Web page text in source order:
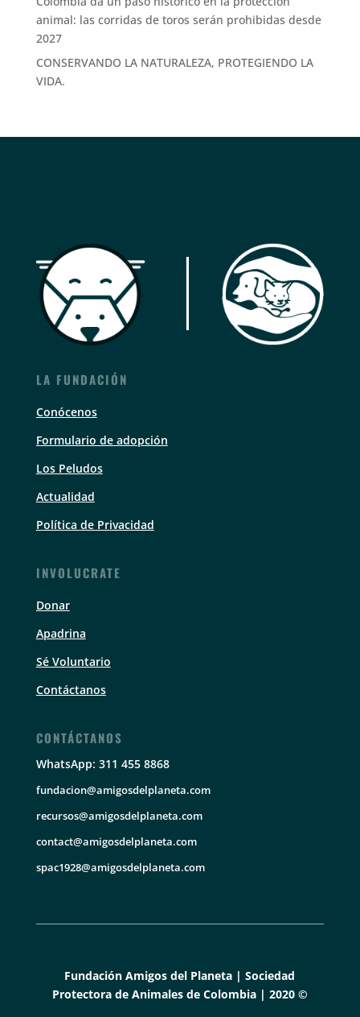
animal: las corridas de toros serán prohibidas desde
2027
CONSERVANDO LA NATURALEZA, PROTEGIENDO LA
VIDA.
LA FUNDACIÓN
Conócenos
Formulario de adopción
Los Peludos
Actualidad
Política de Privacidad
INVOLUCRATE
Donar
Apadrina
Sé Voluntario
Contáctanos
CONTÁCTANOS
WhatsApp: 311 455 8868
fundacion@amigosdelplaneta.com
recursos@amigosdelplaneta.com
contact@amigosdelplaneta.com
spac1928@amigosdelplaneta.com
Fundación Amigos del Planeta | Sociedad
Protectora de Animales de Colombia | 2020 ©